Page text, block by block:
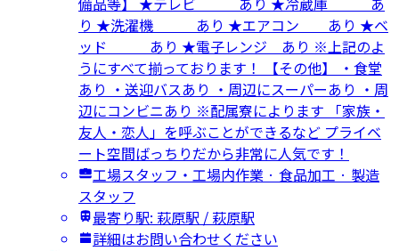
り ★洗濯機 あり ★エアコン あり ★ベ
ッド あり ★電子レンジ あり ※上記のよ
うにすべて揃っております！ 【その他】 ・食堂
あり ・送迎バスあり ・周辺にスーパーあり ・周
辺にコンビニあり ※配属寮によります 「家族・
友人・恋人」を呼ぶことができるなど プライベ
ート空間ばっちりだから非常に人気です！
工場スタッフ・工場内作業 · 食品加工 · 製造
スタッフ
最寄り駅: 萩原駅 / 萩原駅
詳細はお問い合わせください